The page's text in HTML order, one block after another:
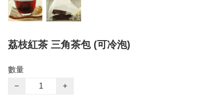
荔枝紅茶 三角茶包 (可冷泡)
數量
−
+